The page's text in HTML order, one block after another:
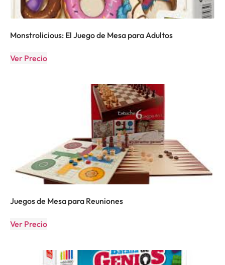
Monstrolicious: El Juego de Mesa para Adultos
Ver Precio
Juegos de Mesa para Reuniones
Ver Precio